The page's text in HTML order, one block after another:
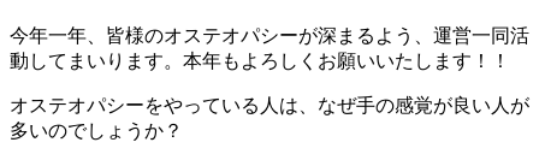
今年一年、皆様のオステオパシーが深まるよう、運営一同活
動してまいります。本年もよろしくお願いいたします！！
オステオパシーをやっている人は、なぜ手の感覚が良い人が
多いのでしょうか？